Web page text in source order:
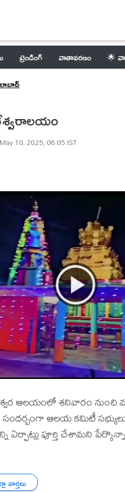
ట్రెండింగ్ వాతావరణం 🌟
May 10, 2025, 06:05 IST
ఆలయంలో శనివారం నుంచి
ఆలయ కమిటీ
ఏర్పాట్లు పూర్తి చేశామని
వార్తలు